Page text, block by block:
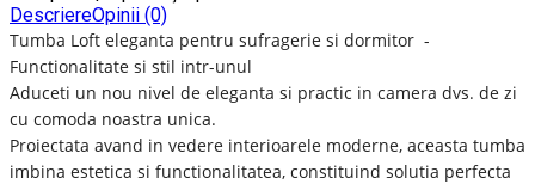
DescriereOpinii (0)
Tumba Loft eleganta pentru sufragerie si dormitor -
Functionalitate si stil intr-unul
Aduceti un nou nivel de eleganta si practic in camera dvs. de zi
cu comoda noastra unica.
Proiectata avand in vedere interioarele moderne, aceasta tumba
imbina estetica si functionalitatea, constituind solutia perfecta